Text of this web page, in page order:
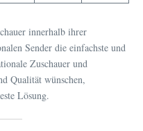
innerhalb ihrer
Sender die einfachste und
Zuschauer und
Qualität wünschen,
Lösung.